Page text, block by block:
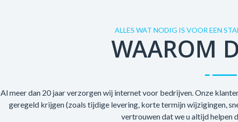
ALLES WAT NODIG IS VOOR EEN
WAAROM
Al meer dan 20 jaar verzorgen wij internet voor bedrijven. Onze
geregeld krijgen (zoals tijdige levering, korte termijn wijzigingen,
vertrouwen dat we u altijd helpen